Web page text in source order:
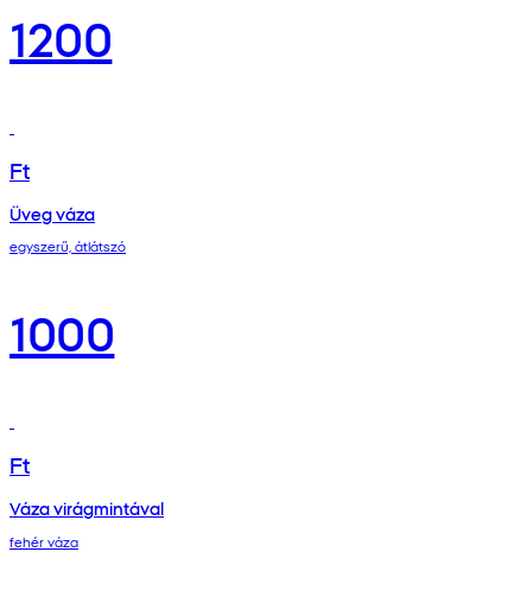
1200
Ft
Üveg váza
egyszerű, átlátszó
1000
Ft
Váza virágmintával
fehér váza